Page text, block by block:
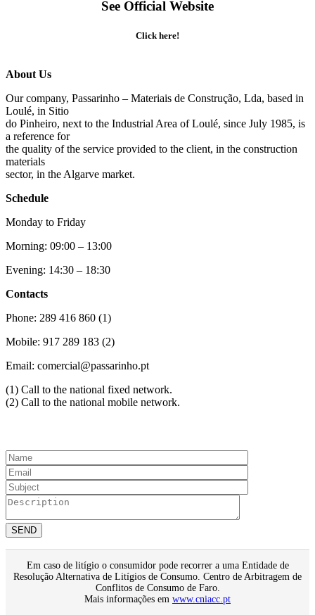
See Official Website
Click here!
About Us
Our company, Passarinho – Materiais de Construção, Lda, based in
Loulé, in Sitio
do Pinheiro, next to the Industrial Area of Loulé, since July 1985, is
a reference for
the quality of the service provided to the client, in the construction
materials
sector, in the Algarve market.
Schedule
Monday to Friday
Morning: 09:00 – 13:00
Evening: 14:30 – 18:30
Contacts
Phone: 289 416 860 (1)
Mobile: 917 289 183 (2)
Email: comercial@passarinho.pt
(1) Call to the national fixed network.
(2) Call to the national mobile network.
Em caso de litígio o consumidor pode recorrer a uma Entidade de
Resolução Alternativa de Litígios de Consumo. Centro de Arbitragem de
Conflitos de Consumo de Faro.
Mais informações em www.cniacc.pt